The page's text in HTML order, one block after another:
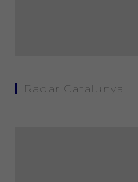
Radar Catalunya